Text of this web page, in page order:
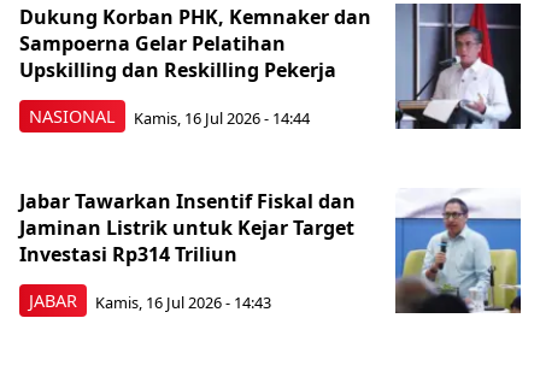
NASIONAL
Dukung Korban PHK, Kemnaker dan
Sampoerna Gelar Pelatihan
Upskilling dan Reskilling Pekerja
Kamis, 16 Jul 2026 - 14:44
JABAR
Jabar Tawarkan Insentif Fiskal dan
Jaminan Listrik untuk Kejar Target
Investasi Rp314 Triliun
Kamis, 16 Jul 2026 - 14:43